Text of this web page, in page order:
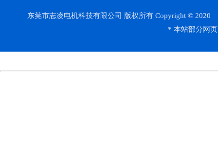
东莞市志凌电机科技有限公司 版权所有 Copyright © 2020
* 本站部分网